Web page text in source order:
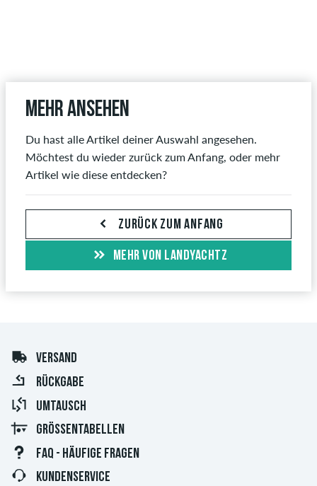
Mehr ansehen
Du hast alle Artikel deiner Auswahl angesehen.
Möchtest du wieder zurück zum Anfang, oder mehr
Artikel wie diese entdecken?
ZURÜCK ZUM ANFANG
MEHR VON LANDYACHTZ
VERSAND
RÜCKGABE
UMTAUSCH
GRÖSSENTABELLEN
FAQ - HÄUFIGE FRAGEN
KUNDENSERVICE